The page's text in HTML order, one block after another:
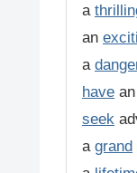
a
an
a
have
seek
a grand